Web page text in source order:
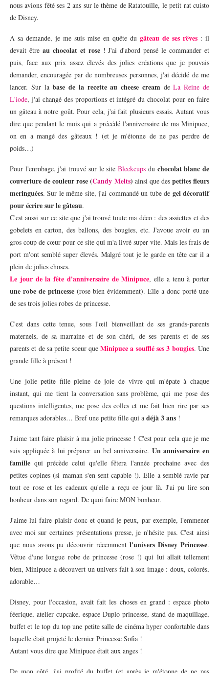
nous avions fêté ses 2 ans sur le thème de Ratatouille, le petit rat cuisto
de Disney.
À sa demande, je me suis mise en quête du gâteau de ses rêves : il
devait êtreau chocolat et rose! J'ai d'abord pensé le commander et
puis, face aux prix assez élevés des jolies créations que je pouvais
demander, encouragée par de nombreuses personnes, j'ai décidé de me
lancer. Sur labase de la recette au cheese creamdeLa Reine de
L'iode, j'ai changé des proportions et intégré du chocolat pour en faire
un gâteau à notre goût. Pour cela, j'ai fait plusieurs essais. Autant vous
dire que pendant le mois qui a précédé l'anniversaire de ma Minipuce,
on en a mangé des gâteaux ! (et je m'étonne de ne pas perdre de
poids…)
Pour l'enrobage, j'ai trouvé sur le siteBleekcups du chocolat blanc de
couverture de couleur rose (Candy Melts) ainsi que des petites fleurs
meringuées. Sur le même site, j'ai commandé un tube de gel décoratif
pour écrire sur le gâteau.
C'est aussi sur ce site que j'ai trouvé toute ma déco : des assiettes et des
gobelets en carton, des ballons, des bougies, etc. J'avoue avoir eu un
gros coup de cœur pour ce site qui m'a livré super vite. Mais les frais de
port m'ont semblé super élevés. Malgré tout je le garde en tête car il a
plein de jolies choses.
Le jour de la fête d'anniversaire de Minipuce, elle a tenu à porter
une robe de princesse (rose bien évidemment). Elle a donc porté une
de ses trois jolies robes de princesse.
C'est dans cette tenue, sous l'œil bienveillant de ses grands-parents
maternels, de sa marraine et de son chéri,de ses parents et de ses
parents et de sa petite soeurqueMinipuce a soufflé ses 3 bougies. Une
grande fille à présent !
Une jolie petite fille pleine de joie de vivre qui m'épate à chaque
instant, qui me tient la conversation sans problème, qui me pose des
questions intelligentes, me pose des colles et me fait bien rire par ses
remarques adorables… Bref une petite fille qui a déjà 3 ans !
J'aime tant faire plaisir à ma jolie princesse ! C'est pour cela que je me
suis appliquée à lui préparer un bel anniversaire. Un anniversaire en
famille qui précède celui qu'elle fêtera l'année prochaine avec des
petites copines (si maman s'en sent capable !). Elle a semblé ravie par
tout ce rose et les cadeaux qu'elle a reçu ce jour là. J'ai pu lire son
bonheur dans son regard. De quoi faire MON bonheur.
J'aime lui faire plaisir donc et quand je peux, par exemple, l'emmener
avec moi sur certaines présentations presse, je n'hésite pas. C'est ainsi
que nous avons pu découvrir récemmentl'univers Disney Princesse.
Vêtue d'une longue robe de princesse (rose !) qui lui allait tellement
bien, Minipuce a découvert un univers fait à son image : doux, colorés,
adorable…
Disney, pour l'occasion, avait fait les choses en grand : espace photo
féerique, atelier cupcake, espace Duplo princesse, stand de maquillage,
buffet et le top du top une petite salle de cinéma hyper confortable dans
laquelle était projeté le dernier Princesse Sofia !
Autant vous dire que Minipuce était aux anges !